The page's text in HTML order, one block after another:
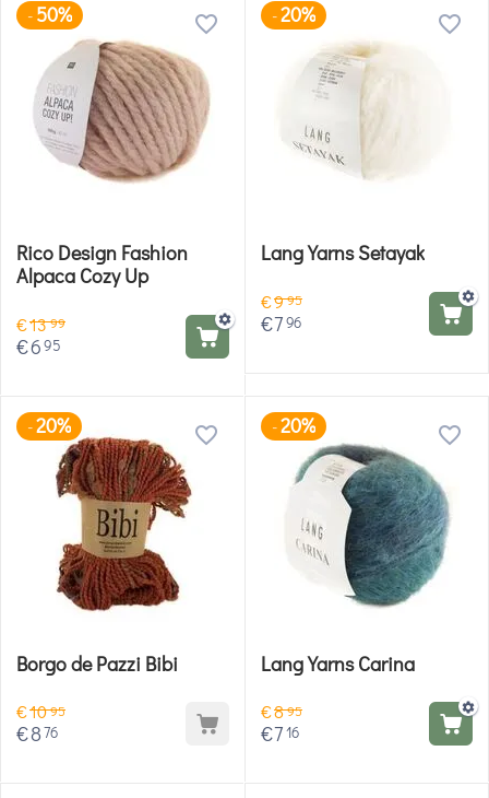
-50%
Rico Design Fashion
Alpaca Cozy Up
€1399
€695
-20%
Lang Yarns Setayak
€995
€796
-20%
Borgo de Pazzi Bibi
€1095
€876
-20%
Lang Yarns Carina
€895
€716